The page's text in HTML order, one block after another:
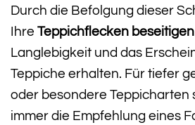
Durch die Befolgung dieser
Ihre Teppichflecken beseitigen
Langlebigkeit und das
Teppiche erhalten. Für tiefer
oder besondere Teppicharten
immer die Empfehlung eines